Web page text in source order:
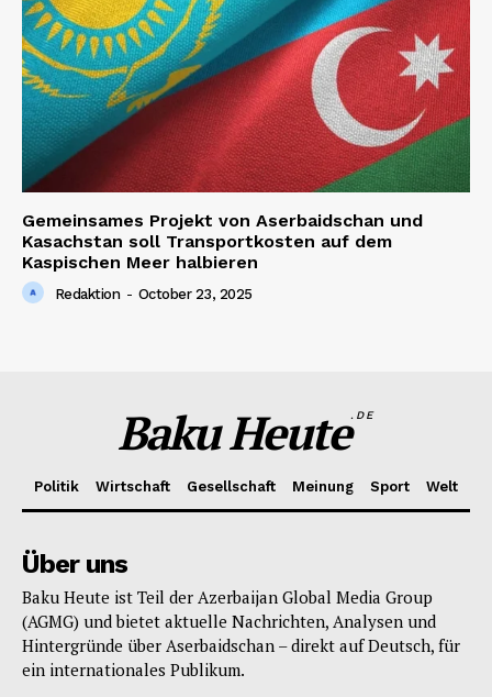
Gemeinsames Projekt von Aserbaidschan und
Kasachstan soll Transportkosten auf dem
Kaspischen Meer halbieren
Redaktion - October 23, 2025
Baku Heute.DE
Politik Wirtschaft Gesellschaft Meinung Sport Welt
Über uns
Baku Heute ist Teil der Azerbaijan Global Media Group
(AGMG) und bietet aktuelle Nachrichten, Analysen und
Hintergründe über Aserbaidschan – direkt auf Deutsch, für
ein internationales Publikum.